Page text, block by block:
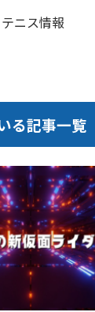
テニス情報
る記事一覧